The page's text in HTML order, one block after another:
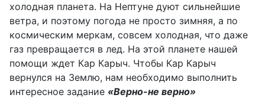
холодная планета. На Нептуне дуют сильнейшие
ветра, и поэтому погода не просто зимняя, а по
космическим меркам, совсем холодная, что даже
газ превращается в лед. На этой планете нашей
помощи ждет Кар Карыч. Чтобы Кар Карыч
вернулся на Землю, нам необходимо выполнить
интересное задание «Верно-не верно»